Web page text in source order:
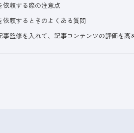
依頼する際の注意点
依頼するときのよくある質問
事監修を入れて、記事コンテンツの評価を高